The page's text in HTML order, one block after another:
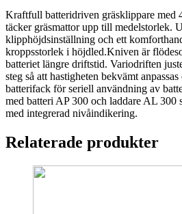
Kraftfull batteridriven gräsklippare med
täcker gräsmattor upp till medelstorlek.
klipphöjdsinställning och ett
kroppsstorlek i höjdled.Kniven är
batteriet längre driftstid. Variodriften
steg så att hastigheten bekvämt
batterifack för seriell användning av
med batteri AP 300 och laddare AL 300
med integrerad nivåindikering.
Relaterade produkter